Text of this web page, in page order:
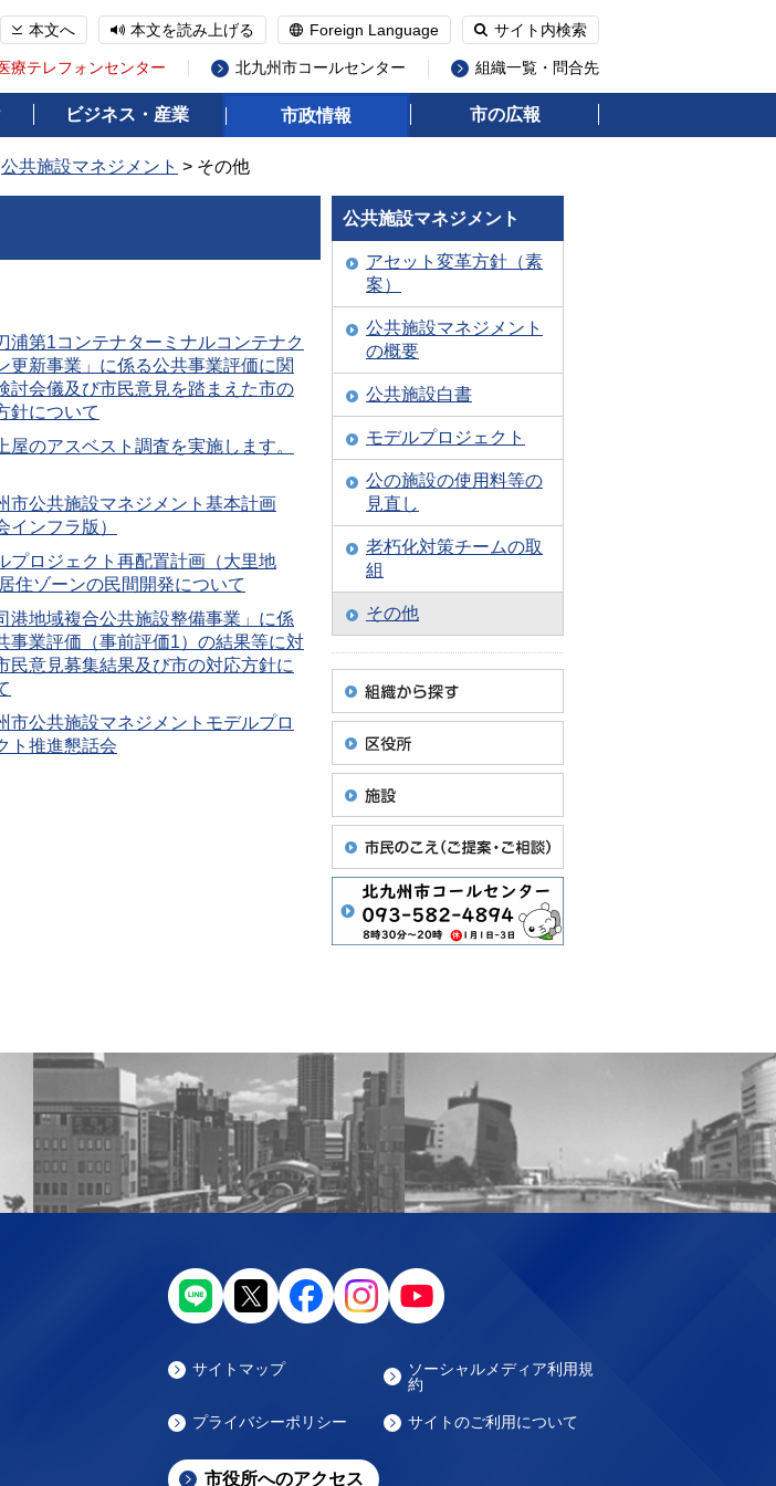
本文へ 本文を読み上げる Foreign Language サイト内検索
療テレフォンセンター 北九州市コールセンター 組織一覧・問合先
ビジネス・産業 市政情報 市の広報
公共施設マネジメント > その他
浦第1コンテナターミナルコンテナク
更新事業」に係る公共事業評価に関
討会儀及び市民意見を踏まえた市の
針について
屋のアスベスト調査を実施します。
市公共施設マネジメント基本計画
インフラ版）
プロジェクト再配置計画（大里地
住ゾーンの民間開発について
港地域複合公共施設整備事業」に係
事業評価（事前評価1）の結果等に対
民意見募集結果及び市の対応方針に
市公共施設マネジメントモデルプロ
ト推進懇話会
公共施設マネジメント
アセット変革方針（素
案）
公共施設マネジメント
の概要
公共施設白書
モデルプロジェクト
公の施設の使用料等の
見直し
老朽化対策チームの取
組
その他
サイトマップ
ソーシャルメディア利用規
約
プライバシーポリシー サイトのご利用について
市役所へのアクセス